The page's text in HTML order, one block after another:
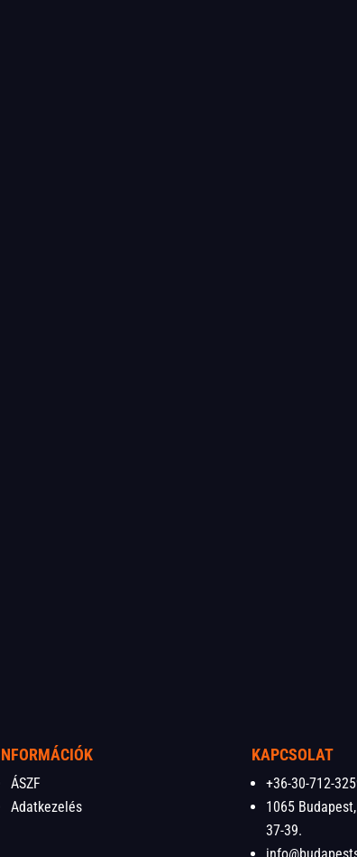
ÁSZF
Adatkezelés
KAPCSOLAT
+36-30-712-
1065
37-39.